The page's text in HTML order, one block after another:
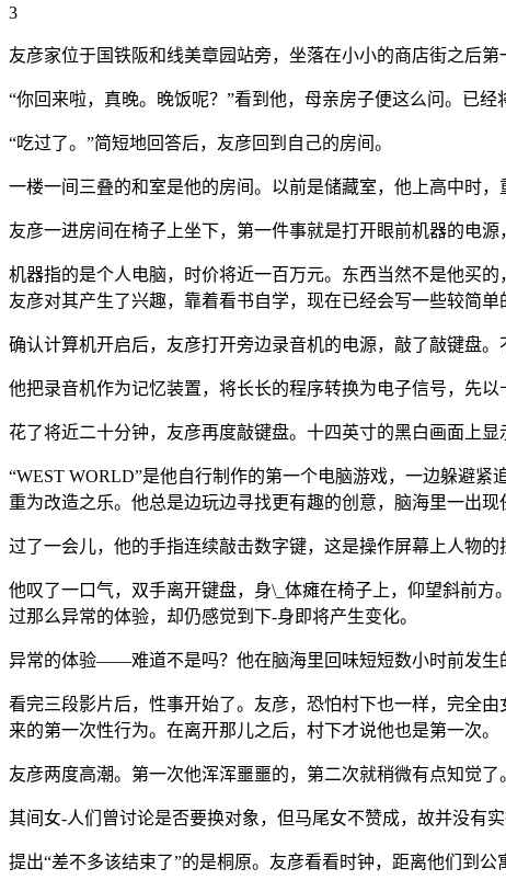
3
友彦家位于国铁阪和线美章园站旁，坐落在小小的商店街之后第
“你回来啦，真晚。晚饭呢？”看到他，母亲房子便这么问。已
“吃过了。”简短地回答后，友彦回到自己的房间。
一楼一间三叠的和室是他的房间。以前是储藏室，他上高中时，
友彦一进房间在椅子上坐下，第一件事就是打开眼前机器的电源
机器指的是个人电脑，时价将近一百万元。东西当然不是他买
友彦对其产生了兴趣，靠着看书自学，现在已经会写一些较简单
确认计算机开启后，友彦打开旁边录音机的电源，敲了敲键盘
他把录音机作为记忆装置，将长长的程序转换为电子信号，先
花了将近二十分钟，友彦再度敲键盘。十四英寸的黑白画面上显
“WEST WORLD”是他自行制作的第一个电脑游戏，一边躲避
重为改造之乐。他总是边玩边寻找更有趣的创意，脑海里一出
过了一会儿，他的手指连续敲击数字键，这是操作屏幕上人物
他叹了一口气，双手离开键盘，身\_体瘫在椅子上，仰望斜前
过那么异常的体验，却仍感觉到下-身即将产生变化。
异常的体验——难道不是吗？他在脑海里回味短短数小时前发生
看完三段影片后，性事开始了。友彦，恐怕村下也一样，完全
来的第一次性行为。在离开那儿之后，村下才说他也是第一次。
友彦两度高潮。第一次他浑浑噩噩的，第二次就稍微有点知觉
其间女-人们曾讨论是否要换对象，但马尾女不赞成，故并没有实
提出“差不多该结束了”的是桐原。友彦看看时钟，距离他们到公